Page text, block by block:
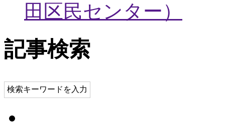
田区民センター ）
記事検索
検索キーワードを入力